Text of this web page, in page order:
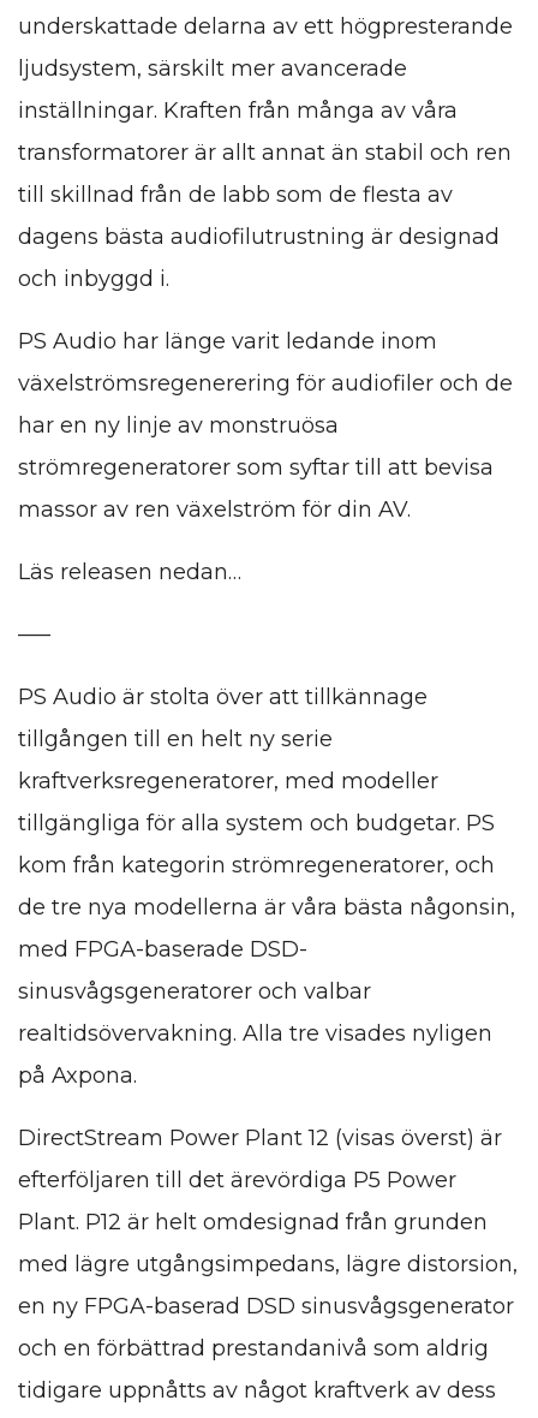
underskattade delarna av ett högpresterande
ljudsystem, särskilt mer avancerade
inställningar. Kraften från många av våra
transformatorer är allt annat än stabil och ren
till skillnad från de labb som de flesta av
dagens bästa audiofilutrustning är designad
och inbyggd i.
PS Audio har länge varit ledande inom
växelströmsregenerering för audiofiler och de
har en ny linje av monstruösa
strömregeneratorer som syftar till att bevisa
massor av ren växelström för din AV.
Läs releasen nedan…
—–
PS Audio är stolta över att tillkännage
tillgången till en helt ny serie
kraftverksregeneratorer, med modeller
tillgängliga för alla system och budgetar. PS
kom från kategorin strömregeneratorer, och
de tre nya modellerna är våra bästa någonsin,
med FPGA-baserade DSD-
sinusvågsgeneratorer och valbar
realtidsövervakning. Alla tre visades nyligen
på Axpona.
DirectStream Power Plant 12 (visas överst) är
efterföljaren till det ärevördiga P5 Power
Plant. P12 är helt omdesignad från grunden
med lägre utgångsimpedans, lägre distorsion,
en ny FPGA-baserad DSD sinusvågsgenerator
och en förbättrad prestandanivå som aldrig
tidigare uppnåtts av något kraftverk av dess